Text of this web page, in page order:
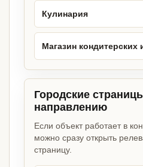
Кулинария
Магазин кондитерских
Городские
направлению
Если объект работает в
можно сразу открыть
страницу.